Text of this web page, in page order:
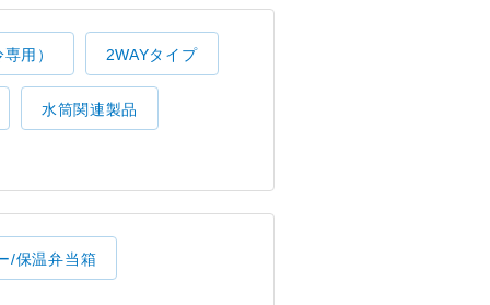
用） 2WAYタイプ
水筒関連製品
/保温弁当箱